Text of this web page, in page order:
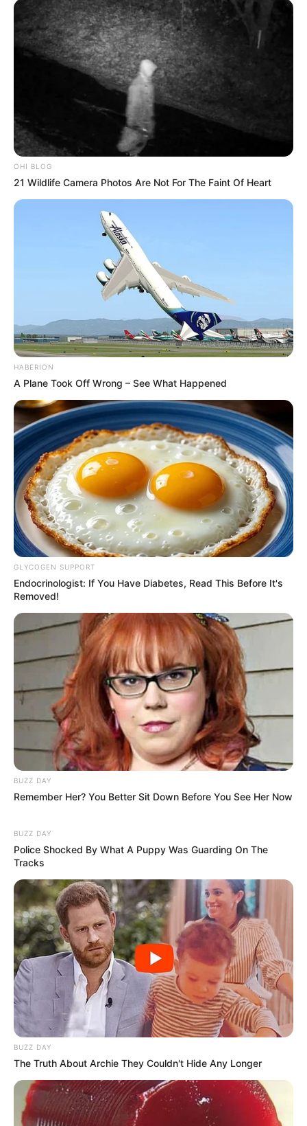
Previne Brasil: resultado de desempenho do 2º quadrimestre
Previne Brasil, programa de financiamento da
APS.
Acada quatro meses, o desempenho dos municípios brasileiros na
atenção primária é avaliado e tem impacto no financiamento
federal. Nesse contexto, o Ministério da Saúde divulgou o resultado
do segundo quadrimestre de 2022. Veja a matéria completa, aqui!
Conteúdo relacionado:
+Confira o Manual do Estudante preparado pela UFRGS.
+PEC dos 3 salários mínimos como remuneração para os ACS e
ACE
+Curso Técnico: Agentes de saúde começam a receber os KITs do
Saúde com Agente
Incentivo Financeiro: Como proceder para receber a Gratificação
14º: Modelo Padrão do Requerimento do Incentivo e vídeo de
verificação do repasse.
Dengue deixa de ser doença sazonal e afeta saúde pública o ano
todo .
OHI BLOG
21 Wildlife Camera Photos Are Not For The Faint Of Heart
HABERION
A Plane Took Off Wrong – See What Happened
GLYCOGEN SUPPORT
Endocrinologist: If You Have Diabetes, Read This Before It's
Removed!
BUZZ DAY
Remember Her? You Better Sit Down Before You See Her Now
BUZZ DAY
Police Shocked By What A Puppy Was Guarding On The
Tracks
BUZZ DAY
The Truth About Archie They Couldn't Hide Any Longer